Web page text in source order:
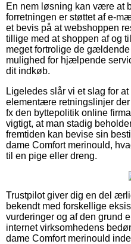
En nem løsning kan være at
forretningen er støttet af e-
et bevis på at webshoppen
tillige med at shoppen af og
meget fortrolige de
mulighed for hjælpende
dit indkøb.
Ligeledes slår vi et slag for
elementære retningslinjer
fx den byttepolitik online
vigtigt, at man stadig
fremtiden kan bevise sin
dame Comfort merinould,
til en pige eller dreng.
Trustpilot giver dig en del
bekendt med forskellige
vurderinger og af den grund
internet virksomhedens
dame Comfort merinould